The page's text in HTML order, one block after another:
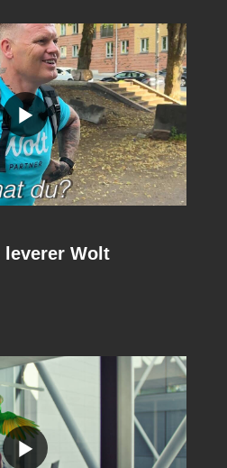
leverer Wolt